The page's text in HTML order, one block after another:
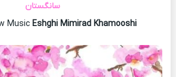
سانگستان
Music Eshghi Mimirad Khamooshi